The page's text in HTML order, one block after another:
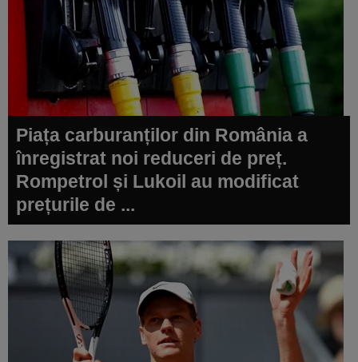
Piața carburanților din România a
înregistrat noi reduceri de preț.
Rompetrol și Lukoil au modificat
prețurile de ...